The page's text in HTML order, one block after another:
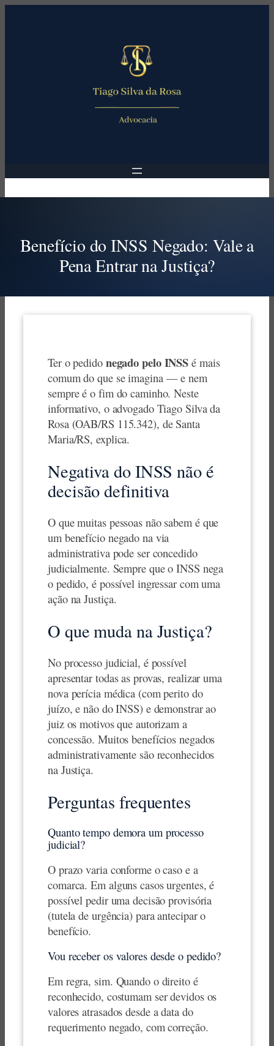
Benefício do INSS Negado: Vale a
Pena Entrar na Justiça?
Ter o pedido negado pelo INSS é mais
comum do que se imagina — e nem
sempre é o fim do caminho. Neste
informativo, o advogado Tiago Silva da
Rosa (OAB/RS 115.342), de Santa
Maria/RS, explica.
Negativa do INSS não é
decisão definitiva
O que muitas pessoas não sabem é que
um benefício negado na via
administrativa pode ser concedido
judicialmente. Sempre que o INSS nega
o pedido, é possível ingressar com uma
ação na Justiça.
O que muda na Justiça?
No processo judicial, é possível
apresentar todas as provas, realizar uma
nova perícia médica (com perito do
juízo, e não do INSS) e demonstrar ao
juiz os motivos que autorizam a
concessão. Muitos benefícios negados
administrativamente são reconhecidos
na Justiça.
Perguntas frequentes
Quanto tempo demora um processo
judicial?
O prazo varia conforme o caso e a
comarca. Em alguns casos urgentes, é
possível pedir uma decisão provisória
(tutela de urgência) para antecipar o
benefício.
Vou receber os valores desde o pedido?
Em regra, sim. Quando o direito é
reconhecido, costumam ser devidos os
valores atrasados desde a data do
requerimento negado, com correção.